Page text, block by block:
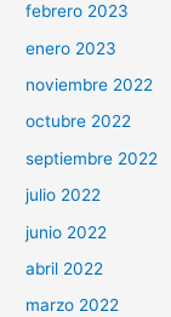
febrero 2023
enero 2023
noviembre 2022
octubre 2022
septiembre 2022
julio 2022
junio 2022
abril 2022
marzo 2022